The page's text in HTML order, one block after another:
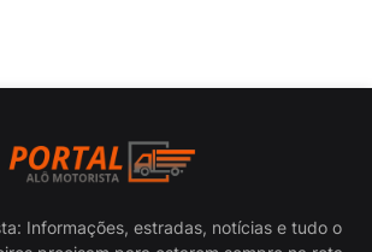
Informações, estradas, notícias e tudo o